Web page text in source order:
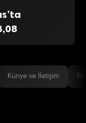
Künye ve İletişim